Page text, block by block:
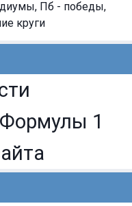
Пб - победы,
круги
1